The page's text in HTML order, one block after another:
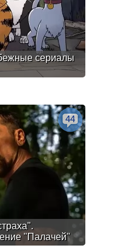
сериалы
"Палачей"
44